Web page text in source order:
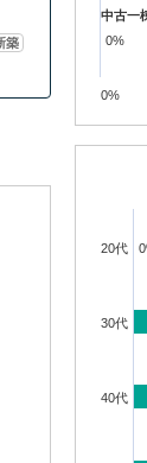
築 0%
0%
中古一
0%
20代
30代
40代